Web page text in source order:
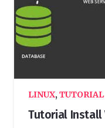
LINUX,TUTORIAL
Tutorial Install